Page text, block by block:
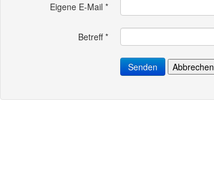
Eigene E-Mail *
Betreff*
Senden Abbrechen